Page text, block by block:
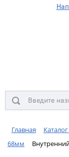
Главная
68мм